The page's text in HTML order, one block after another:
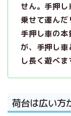
せん。手押
乗せて運ん
手押し車の
が、 手押し車
し長く遊べま
荷台は広い方